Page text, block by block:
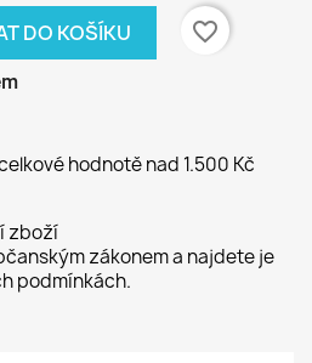
DO KOŠÍKU
favorite_border
hodnotě nad 1.500 Kč
zboží
zákonem a najdete je
podmínkách.